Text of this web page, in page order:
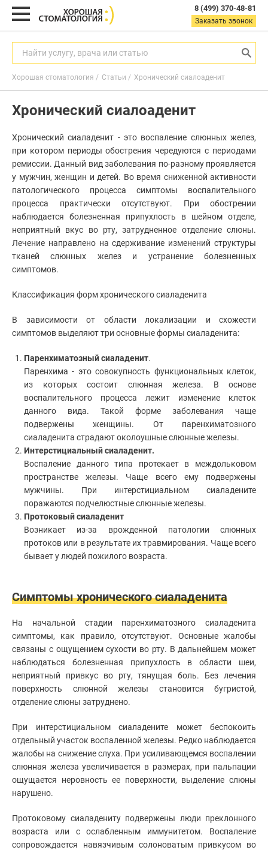
8 (499) 370-48-81
Заказать звонок
Найти услугу, врача или статью
Хорошая стоматология Статьи Хронический сиалоаденит
Хронический сиалоаденит
Хронический сиаладенит - это воспаление слюнных желез,
при котором периоды обострения чередуются с периодами
ремиссии. Данный вид заболевания по-разному проявляется
у мужчин, женщин и детей. Во время сниженной активности
патологического процесса симптомы воспалительного
процесса практически отсутствуют. При обострении
наблюдается болезненная припухлость в шейном отделе,
неприятный вкус во рту, затрудненное отделение слюны.
Лечение направлено на сдерживание изменений структуры
тканей слюнных желез и устранение болезненных
симптомов.
Классификация форм хронического сиаладенита
В зависимости от области локализации и схожести
симптомов выделяют три основные формы сиаладенита:
Паренхиматозный сиаладенит.
Паренхима - это совокупность функциональных клеток,
из которых состоит слюнная железа. В основе
воспалительного процесса лежит изменение клеток
данного вида. Такой форме заболевания чаще
подвержены женщины. От паренхиматозного
сиаладенита страдают околоушные слюнные железы.
Интерстициальный сиаладенит.
Воспаление данного типа протекает в междольковом
пространстве железы. Чаще всего ему подвержены
мужчины. При интерстициальном сиаладените
поражаются подчелюстные слюнные железы.
Протоковый сиаладенит
Возникает из-за врожденной патологии слюнных
протоков или в результате их травмирования. Чаще всего
бывает у людей пожилого возраста.
Симптомы хронического сиаладенита
На начальной стадии паренхиматозного сиаладенита
симптомы, как правило, отсутствуют. Основные жалобы
связаны с ощущением сухости во рту. В дальнейшем может
наблюдаться болезненная припухлость в области шеи,
неприятный привкус во рту, тянущая боль. Без лечения
поверхность слюнной железы становится бугристой,
отделение слюны затруднено.
При интерстициальном сиаладените может беспокоить
отдельный участок воспаленной железы. Редко наблюдается
жалобы на снижение слуха. При усиливающемся воспалении
слюнная железа увеличивается в размерах, при пальпации
ощущается неровность ее поверхности, выделение слюны
нарушено.
Протоковому сиаладенитуподвержены люди преклонного
возраста или с ослабленным иммунитетом. Воспаление
сопровождается навязчивым солоноватым привкусом во
8
370-
48-
81
Заказать звонок
с
21:00
пн-
Услуги
Гигиена
рта
Лечение
зубов
в
стоматологии
зубов
Чистка
Диагностика
имплантолог
Удаление
зубов
Установка
абатмента
Установка
брекетов
Хирургическая
стоматология
стоматология
Имплантация
зубов
десен
Протезирование
Детская
стоматология
Исправление
прикуса
Коронки
Акции
Врачи
Статьи